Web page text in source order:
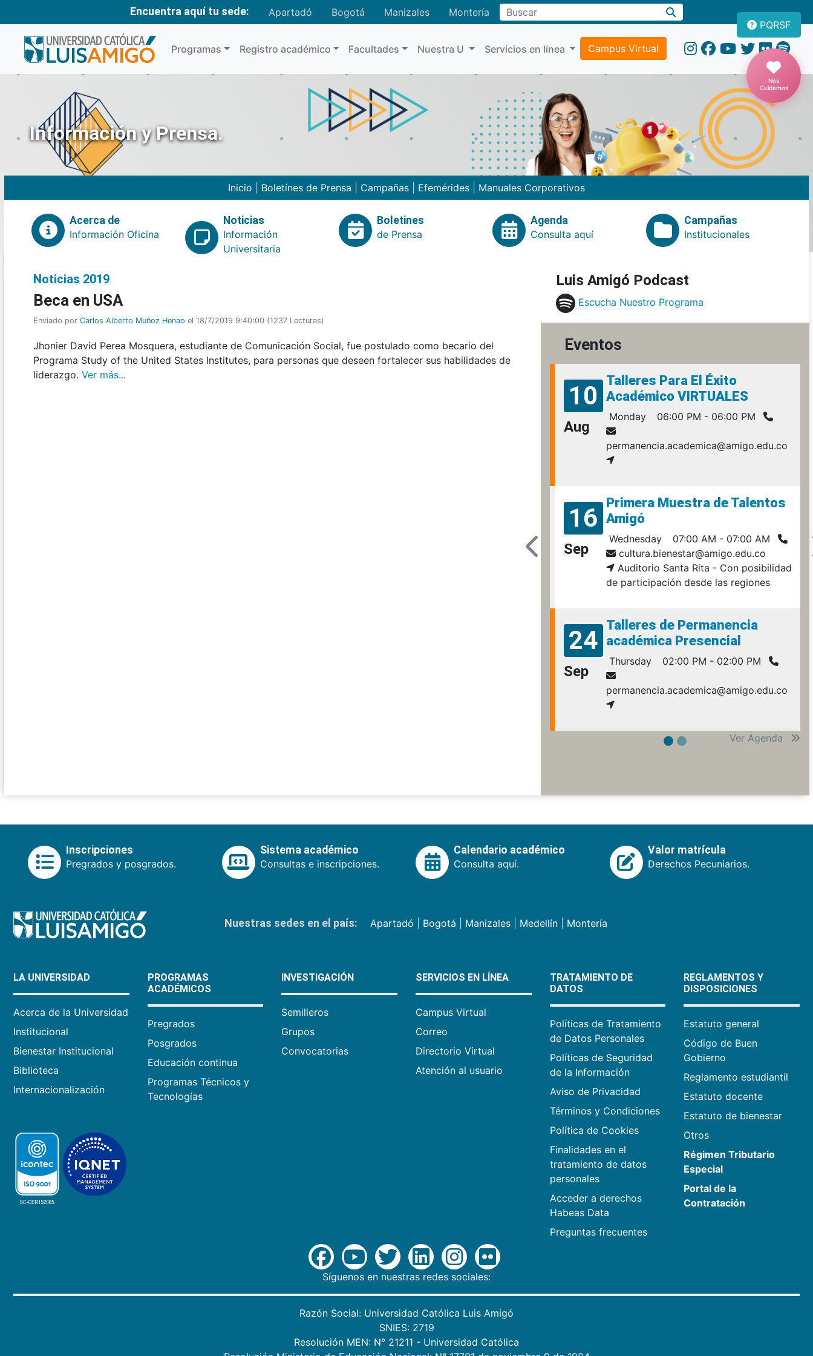
Encuentra aquí tu sede: Apartadó Bogotá Manizales MonteríaBuscar
Programas Registro académico Facultades Nuestra U Servicios en línea Campus Virtual
PQRSF
Nos
Cuidamos
Información y Prensa.
Inicio Boletínes de Prensa Campañas Efemérides Manuales Corporativos
Acerca de
Información Oficina
Noticias
Información
Universitaria
Boletines
de Prensa
Agenda
Consulta aquí
Campañas
Institucionales
Noticias 2019
Beca en USA
Enviado por Carlos Alberto Muñoz Henao el 18/7/2019 9:40:00 (1237 Lecturas)
Jhonier David Perea Mosquera, estudiante de Comunicación Social, fue postulado como becario del
Programa Study of the United States Institutes, para personas que deseen fortalecer sus habilidades de
liderazgo. Ver más...
Luis Amigó Podcast
Escucha Nuestro Programa
Eventos
10
Aug
Talleres Para El Éxito
Académico VIRTUALES
Monday 06:00 PM - 06:00 PM
permanencia.academica@amigo.edu.co
16
Sep
Primera Muestra de Talentos
Amigó
Wednesday
07:00 AM - 07:00 AM
cultura.bienestar@amigo.edu.co
Auditorio Santa Rita - Con posibilidad
de participación desde las regiones
24
Sep
Talleres de Permanencia
académica Presencial
Thursday 02:00 PM - 02:00 PM
permanencia.academica@amigo.edu.co
Ver Agenda
Inscripciones
Pregrados y posgrados.
Sistema académico
Consultas e inscripciones.
Calendario académico
Consulta aquí.
Valor matrícula
Derechos Pecuniarios.
Nuestras sedes en el país: Apartadó Bogotá Manizales| Medellín| Montería
LA UNIVERSIDAD
Acerca de la Universidad
Institucional
Bienestar Institucional
Biblioteca
Internacionalización
PROGRAMAS
ACADÉMICOS
Pregrados
Posgrados
Educación continua
Programas Técnicos y
Tecnologías
INVESTIGACIÓN
Semilleros
Grupos
Convocatorias
SERVICIOS EN LÍNEA
Campus Virtual
Correo
Directorio Virtual
Atención al usuario
TRATAMIENTO DE
DATOS
Políticas de Tratamiento
de Datos Personales
Políticas de Seguridad
de la Información
Aviso de Privacidad
Términos y Condiciones
Política de Cookies
Finalidades en el
tratamiento de datos
personales
Acceder a derechos
Habeas Data
Preguntas frecuentes
REGLAMENTOS Y
DISPOSICIONES
Estatuto general
Código de Buen
Gobierno
Reglamento estudiantil
Estatuto docente
Estatuto de bienestar
Otros
Régimen Tributario
Especial
Portal de la
Contratación
Síguenos en nuestras redes sociales:
Razón Social: Universidad Católica Luis Amigó
SNIES: 2719
Resolución MEN: N° 21211 - Universidad Católica